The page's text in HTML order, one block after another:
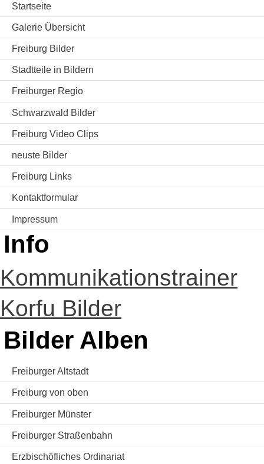
Startseite
Galerie Übersicht
Freiburg Bilder
Stadtteile in Bildern
Freiburger Regio
Schwarzwald Bilder
Freiburg Video Clips
neuste Bilder
Freiburg Links
Kontaktformular
Impressum
Info
Kommunikationstrainer
Korfu Bilder
Bilder Alben
Freiburger Altstadt
Freiburg von oben
Freiburger Münster
Freiburger Straßenbahn
Erzbischöfliches Ordinariat